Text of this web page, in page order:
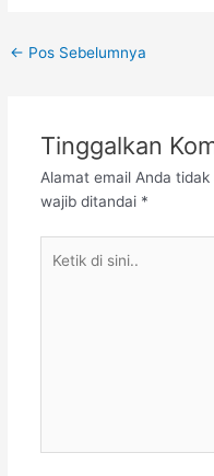
← Pos Sebelumnya
Tinggalkan
Alamat email Anda
wajib ditandai *